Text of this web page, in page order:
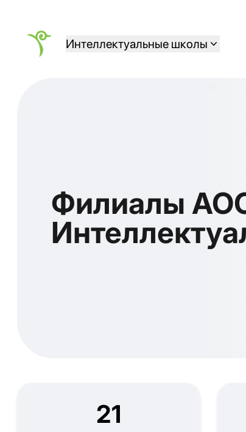
Интеллектуальные школы
Филиалы
21